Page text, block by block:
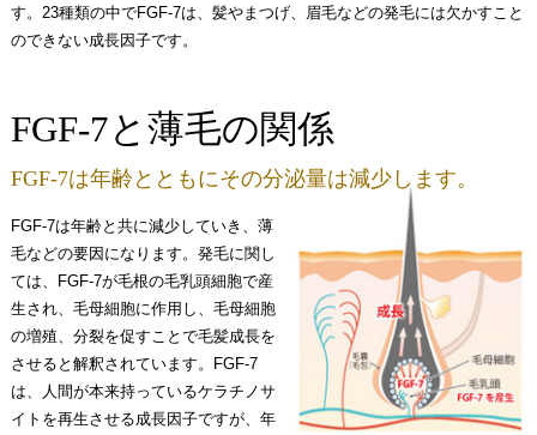
す。23種類の中でFGF-7は、髪やまつげ、眉毛などの発毛には欠かすこと
のできない成長因子です。
FGF-7と薄毛の関係
FGF-7は年齢とともにその分泌量は減少します。
FGF-7は年齢と共に減少していき、薄
毛などの要因になります。発毛に関し
ては、FGF-7が毛根の毛乳頭細胞で産
生され、毛母細胞に作用し、毛母細胞
の増殖、分裂を促すことで毛髪成長を
させると解釈されています。FGF-7
は、人間が本来持っているケラチノサ
イトを再生させる成長因子ですが、年